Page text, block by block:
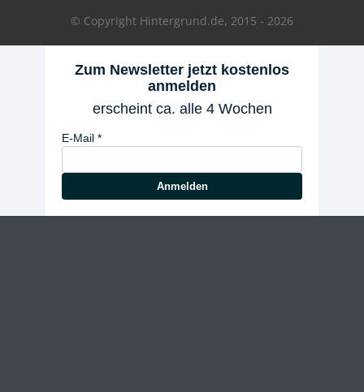
© Copyright Hintergrund.de, 2015 - 2026
Zum Newsletter jetzt kostenlos
anmelden
erscheint ca. alle 4 Wochen
E-Mail
Anmelden